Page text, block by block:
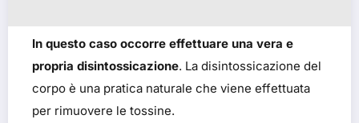
In questo caso occorre effettuare una vera e
propria disintossicazione. La disintossicazione del
corpo è una pratica naturale che viene effettuata
per rimuovere le tossine.